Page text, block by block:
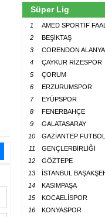
Süper Lig
1 AMED SPORTİF
2
BEŞİKTAŞ
3
CORENDON
4
ÇAYKUR RİZESPOR
5
ÇORUM
6
ERZURUMSPOR
7
EYÜPSPOR
8
FENERBAHÇE
9
GALATASARAY
10
GAZİANTEP
11
GENÇLERBİRLİĞİ
12
GÖZTEPE
13
İSTANBUL
14
KASIMPAŞA
15
KOCAELİSPOR
16
KONYASPOR